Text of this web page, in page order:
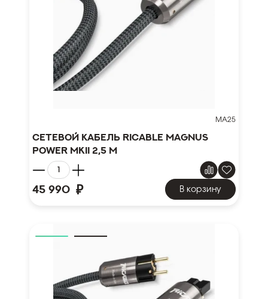
MA25
Сетевой кабель Ricable Magnus
Power MKII 2,5 m
45 990 ₽ В корзину